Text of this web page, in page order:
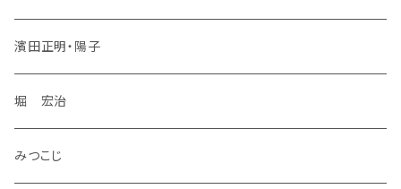
濱田正明・陽子
堀 宏治
みつこじ